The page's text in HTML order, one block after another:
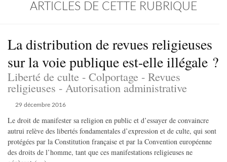
ARTICLES DE CETTE RUBRIQUE
La distribution de revues religieuses
sur la voie publique est-elle illégale ?
Liberté de culte - Colportage - Revues
religieuses - Autorisation administrative
29 décembre 2016
Le droit de manifester sa religion en public et d’essayer de convaincre
autrui relève des libertés fondamentales d’expression et de culte, qui sont
protégées par la Constitution française et par la Convention européenne
des droits de l’homme, tant que ces manifestations religieuses ne